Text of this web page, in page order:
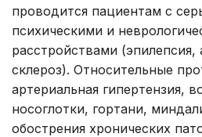
проводится пациентам с
психическими и
расстройствами
склероз). Относительные
артериальная гипертензия,
носоглотки, гортани,
обострения хронических